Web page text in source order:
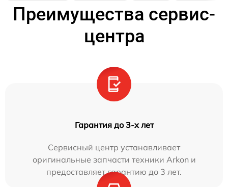
Преимущества сервис-
центра
Гарантия до 3-х лет
Сервисный центр устанавливает
оригинальные запчасти техники Arkon и
предоставляет гарантию до 3 лет.